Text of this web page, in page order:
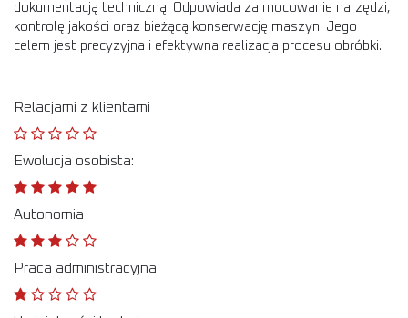
dokumentacją techniczną. Odpowiada za mocowanie narzędzi,
kontrolę jakości oraz bieżącą konserwację maszyn. Jego
celem jest precyzyjna i efektywna realizacja procesu obróbki.
Relacjami z klientami
Ewolucja osobista:
Autonomia
Praca administracyjna